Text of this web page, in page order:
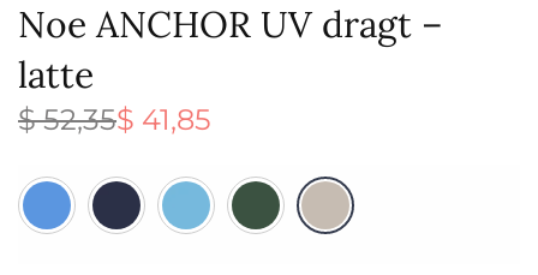
Noe ANCHOR UV dragt –
latte
$52,35
Den
oprindelige
$ 52,35.
$ 41,85
Den
aktuelle
$ 41,85.